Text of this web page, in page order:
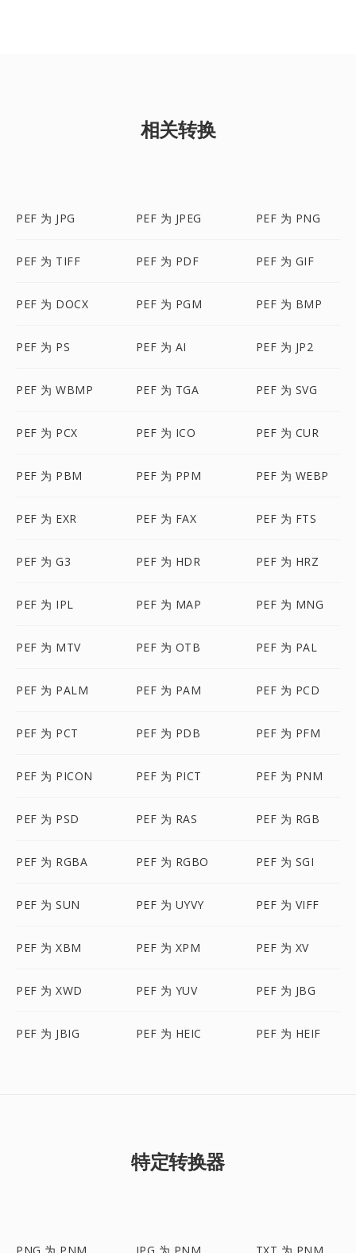
相关转换
PEF 为 JPG PEF 为 JPEG PEF 为 PNG
PEF 为 TIFF PEF 为 PDF PEF 为 GIF
PEF 为 DOCX PEF 为 PGM PEF 为 BMP
PEF 为 PS PEF 为 AI PEF 为 JP2
PEF 为 WBMP PEF 为 TGA PEF 为 SVG
PEF 为 PCX PEF 为 ICO PEF 为 CUR
PEF 为 PBM PEF 为 PPM PEF 为 WEBP
PEF 为 EXR PEF 为 FAX PEF 为 FTS
PEF 为 G3 PEF 为 HDR PEF 为 HRZ
PEF 为 IPL PEF 为 MAP PEF 为 MNG
PEF 为 MTV PEF 为 OTB PEF 为 PAL
PEF 为 PALM PEF 为 PAM PEF 为 PCD
PEF 为 PCT PEF 为 PDB PEF 为 PFM
PEF 为 PICON PEF 为 PICT PEF 为 PNM
PEF 为 PSD PEF 为 RAS PEF 为 RGB
PEF 为 RGBA PEF 为 RGBO PEF 为 SGI
PEF 为 SUN PEF 为 UYVY PEF 为 VIFF
PEF 为 XBM PEF 为 XPM PEF 为 XV
PEF 为 XWD PEF 为 YUV PEF 为 JBG
PEF 为 JBIG PEF 为 HEIC PEF 为 HEIF
特定转换器